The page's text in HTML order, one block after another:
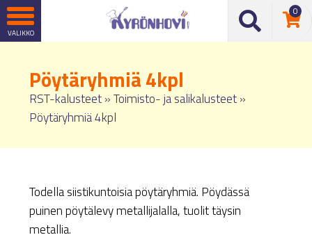
0
Pöytäryhmiä 4kpl
RST-kalusteet»Toimisto- ja salikalusteet»
Pöytäryhmiä 4kpl
Todella siistikuntoisia pöytäryhmiä. Pöydässä
puinen pöytälevy metallijalalla, tuolit täysin
metallia.